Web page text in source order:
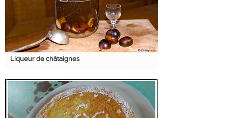
Liqueur de châtaignes